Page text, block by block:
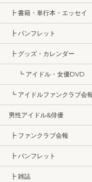
┣ 書籍・単行本・エッセイ
┣ パンフレット
┣ グッズ・カレンダー
┗ アイドル・女優DVD
┗ アイドルファンクラブ会
男性アイドル&俳優
┣ ファンクラブ会報
┣ パンフレット
┣ 雑誌